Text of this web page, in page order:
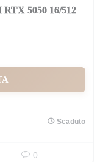
RTX 5050 16/512
Scaduto
0